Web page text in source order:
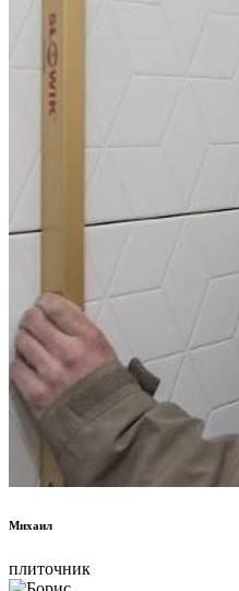
Михаил
плиточник